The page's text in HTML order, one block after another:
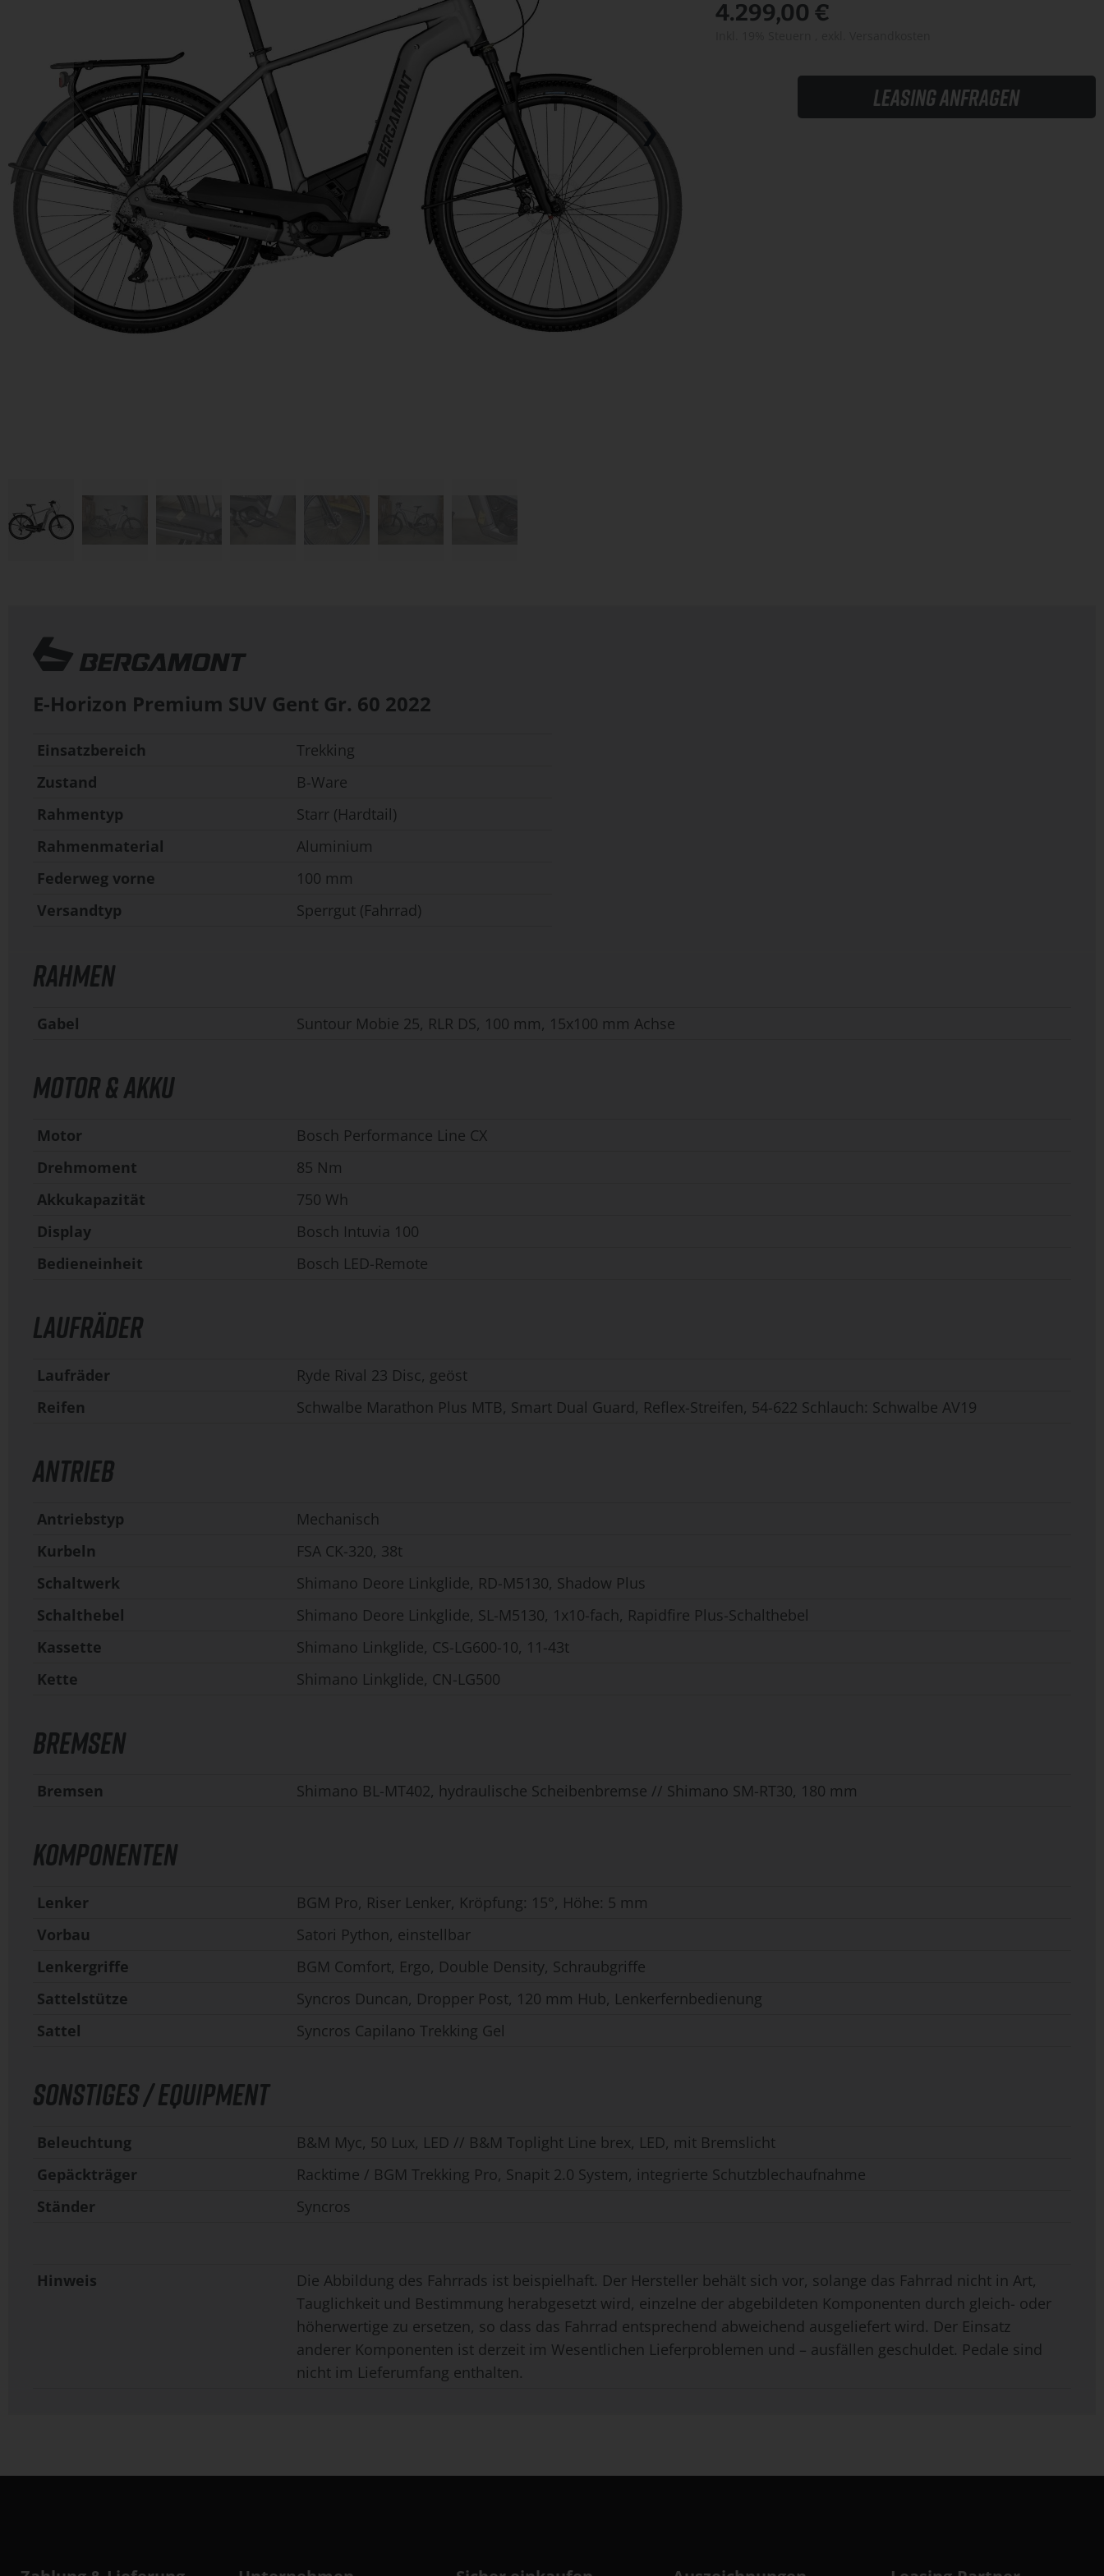
Bildergalerie
springen
4.299,00 €
Leasing anfragen
E-Horizon Premium SUV Gent Gr. 60 2022
Einsatzbereich
Trekking
Zustand
B-Ware
Rahmentyp
Starr (Hardtail)
Rahmenmaterial
Aluminium
Federweg vorne
100 mm
Versandtyp
Sperrgut (Fahrrad)
RAHMEN
Gabel Suntour Mobie 25, RLR DS, 100 mm, 15x100 mm Achse
MOTOR & AKKU
Motor
Bosch Performance Line CX
Drehmoment
85 Nm
Akkukapazität
750 Wh
Display
Bosch Intuvia 100
Bedieneinheit
Bosch LED-Remote
LAUFRÄDER
Laufräder
Ryde Rival 23 Disc, geöst
Reifen
Schwalbe Marathon Plus MTB, Smart Dual Guard, Reflex-Streifen, 54-622 Schlauch: Schwalbe AV19
ANTRIEB
Antriebstyp
Mechanisch
Kurbeln
FSA CK-320, 38t
Schaltwerk
Shimano Deore Linkglide, RD-M5130, Shadow Plus
Schalthebel
Shimano Deore Linkglide, SL-M5130, 1x10-fach, Rapidfire Plus-Schalthebel
Kassette
Shimano Linkglide, CS-LG600-10, 11-43t
Kette
Shimano Linkglide, CN-LG500
BREMSEN
Bremsen Shimano BL-MT402, hydraulische Scheibenbremse // Shimano SM-RT30, 180 mm
KOMPONENTEN
Lenker
BGM Pro, Riser Lenker, Kröpfung: 15°, Höhe: 5 mm
Vorbau
Satori Python, einstellbar
Lenkergriffe
BGM Comfort, Ergo, Double Density, Schraubgriffe
Sattelstütze
Syncros Duncan, Dropper Post, 120 mm Hub, Lenkerfernbedienung
Sattel
Syncros Capilano Trekking Gel
SONSTIGES / EQUIPMENT
Beleuchtung
B&M Myc, 50 Lux, LED // B&M Toplight Line brex, LED, mit Bremslicht
Gepäckträger
Racktime / BGM Trekking Pro, Snapit 2.0 System, integrierte Schutzblechaufnahme
Ständer
Syncros
Hinweis
Die Abbildung des Fahrrads ist beispielhaft. Der Hersteller behält sich vor, solange das Fahrrad nicht in Art,
Tauglichkeit und Bestimmung herabgesetzt wird, einzelne der abgebildeten Komponenten durch gleich- oder
höherwertige zu ersetzen, so dass das Fahrrad entsprechend abweichend ausgeliefert wird. Der Einsatz
anderer Komponenten ist derzeit im Wesentlichen Lieferproblemen und – ausfällen geschuldet. Pedale sind
nicht im Lieferumfang enthalten.